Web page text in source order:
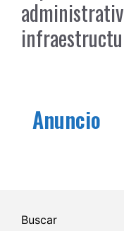
Anuncio
Buscar